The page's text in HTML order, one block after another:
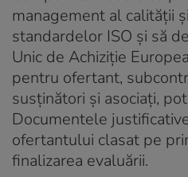
management al calității
standardelor ISO și să
Unic de Achiziție
pentru ofertant,
susținători și asociați,
Documentele
ofertantului clasat pe
finalizarea evaluării.